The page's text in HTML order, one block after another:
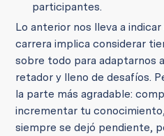
participantes.
Lo anterior nos lleva a
carrera implica considerar
sobre todo para adaptarnos
retador y lleno de desafíos.
la parte más agradable:
incrementar tu
siempre se dejó pendiente,